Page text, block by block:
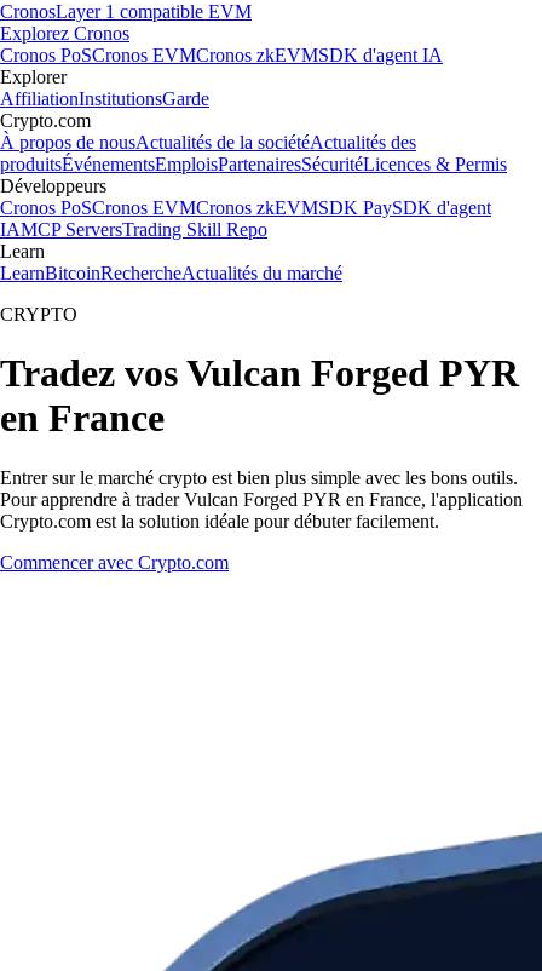
CronosLayer 1 compatible EVM
Explorez Cronos
Cronos PoSCronos EVMCronos zkEVMSDK d'agent IA
Explorer
AffiliationInstitutionsGarde
Crypto.com
À propos de nousActualités de la sociétéActualités des
produitsÉvénementsEmploisPartenairesSécuritéLicences & Permis
Développeurs
Cronos PoSCronos EVMCronos zkEVMSDK PaySDK d'agent
IAMCP ServersTrading Skill Repo
Learn
LearnBitcoinRechercheActualités du marché
CRYPTO
Tradez vos Vulcan Forged PYR
en France
Entrer sur le marché crypto est bien plus simple avec les bons outils.
Pour apprendre à trader Vulcan Forged PYR en France, l'application
Crypto.com est la solution idéale pour débuter facilement.
Commencer avec Crypto.com